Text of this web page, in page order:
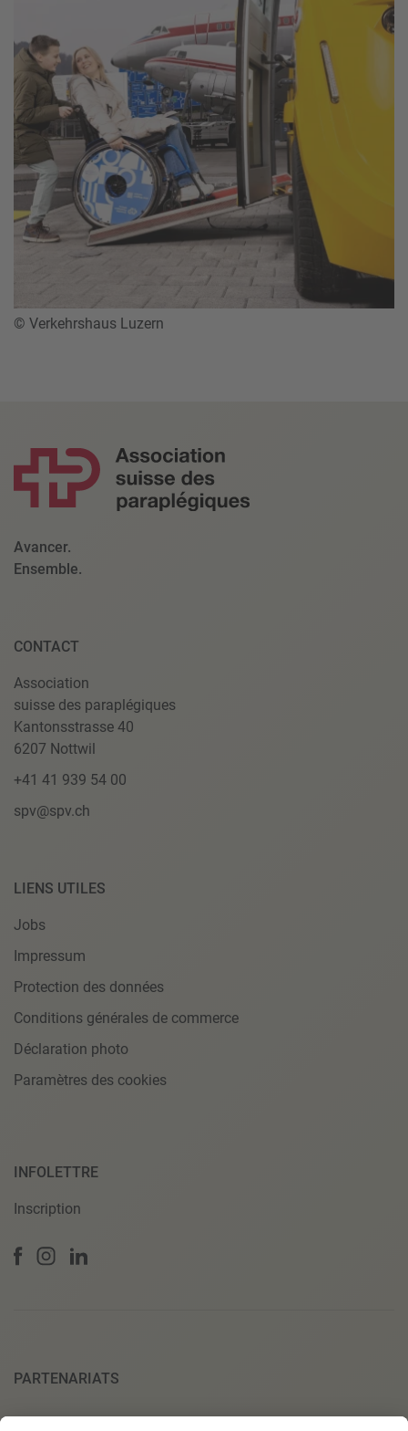
© Verkehrshaus Luzern
Avancer.
Ensemble.
CONTACT
Association
suisse des paraplégiques
Kantonsstrasse 40
6207 Nottwil
+41 41 939 54 00
spv@spv.ch
LIENS UTILES
Jobs
Impressum
Protection des données
Conditions générales de commerce
Déclaration photo
Paramètres des cookies
INFOLETTRE
Inscription
PARTENARIATS